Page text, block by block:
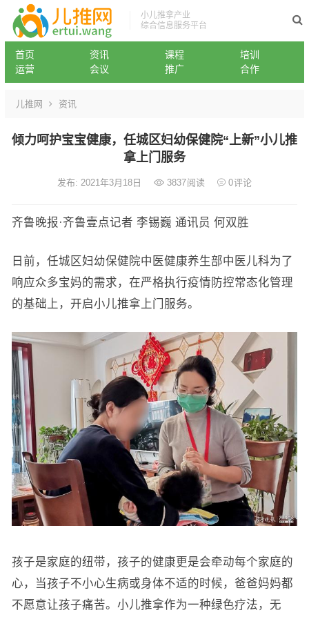
小儿推拿产业
综合信息服务平台
首页 资讯 课程
培训
运营
会议 推广 合作
儿推网 资讯
倾力呵护宝宝健康，任城区妇幼保健院“上新”小儿推
拿上门服务
发布: 2021年3月18日 3837阅读 0评论
齐鲁晚报·齐鲁壹点记者 李锡巍 通讯员 何双胜
日前，任城区妇幼保健院中医健康养生部中医儿科为了
响应众多宝妈的需求，在严格执行疫情防控常态化管理
的基础上，开启小儿推拿上门服务。
孩子是家庭的纽带，孩子的健康更是会牵动每个家庭的
心，当孩子不小心生病或身体不适的时候，爸爸妈妈都
不愿意让孩子痛苦。小儿推拿作为一种绿色疗法，无